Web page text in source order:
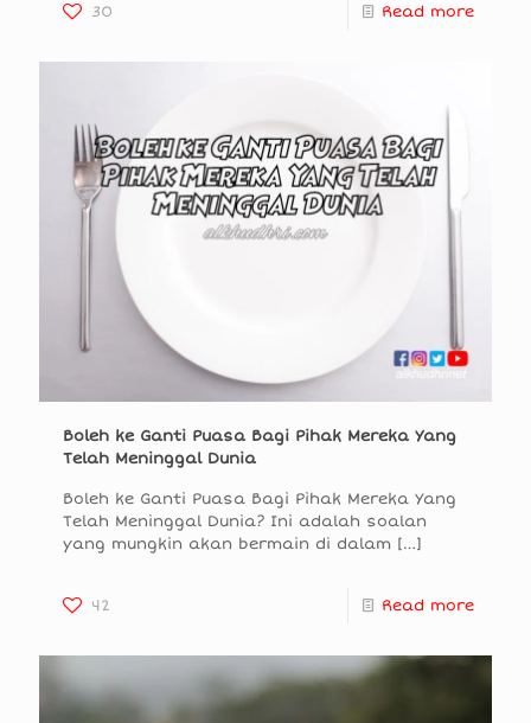
30 Read more
Boleh ke Ganti Puasa Bagi Pihak Mereka Yang
Telah Meninggal Dunia
Boleh ke Ganti Puasa Bagi Pihak Mereka Yang
Telah Meninggal Dunia? Ini adalah soalan
yang mungkin akan bermain di dalam […]
42 Read more